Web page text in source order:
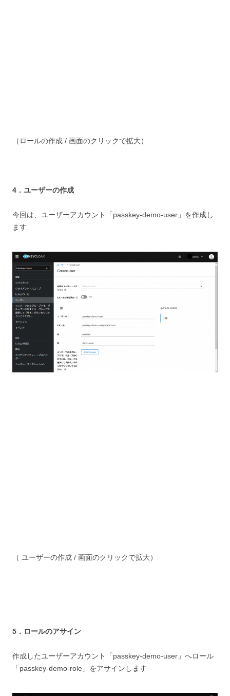
（ロールの作成 / 画面のクリックで拡大）
4．ユーザーの作成
今回は、ユーザーアカウント「passkey-demo-user」を作成し
ます
（ ユーザーの作成 / 画面のクリックで拡大）
5．ロールのアサイン
作成したユーザーアカウント「passkey-demo-user」へロール
「passkey-demo-role」をアサインします